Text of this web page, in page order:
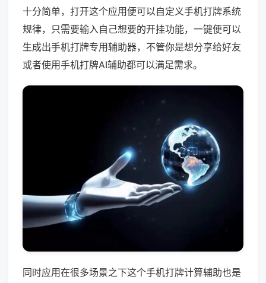
十分简单，打开这个应用便可以自定义手机打牌系统
规律，只需要输入自己想要的开挂功能，一键便可以
生成出手机打牌专用辅助器，不管你是想分享给好友
或者使用手机打牌AI辅助都可以满足需求。
同时应用在很多场景之下这个手机打牌计算辅助也是